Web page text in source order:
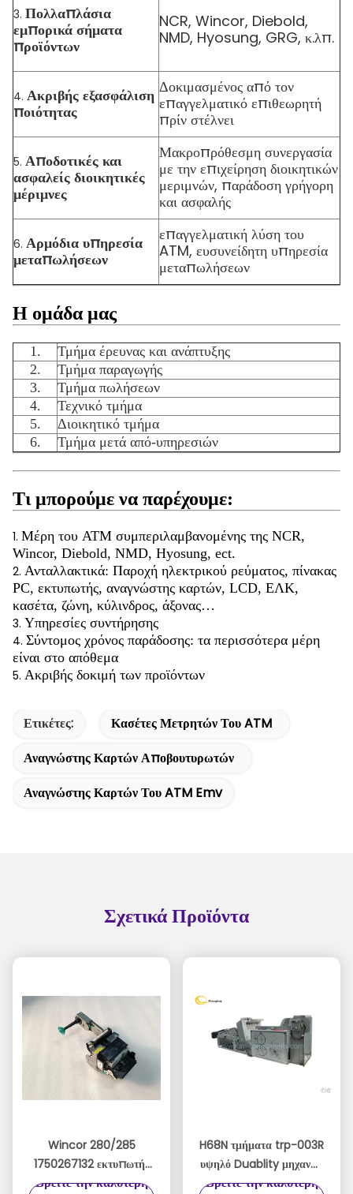
3. Πολλαπλάσια
εμπορικά σήματα
προϊόντων
NCR, Wincor, Diebold,
NMD, Hyosung, GRG, κ.λπ.
4. Ακριβής εξασφάλιση
ποιότητας
Δοκιμασμένος από τον
επαγγελματικό επιθεωρητή
πρίν στέλνει
5. Αποδοτικές και
ασφαλείς διοικητικές
μέριμνες
Μακροπρόθεσμη συνεργασία
με την επιχείρηση διοικητικών
μεριμνών, παράδοση γρήγορη
και ασφαλής
6. Αρμόδια υπηρεσία
μεταπωλήσεων
επαγγελματική λύση του
ATM, ευσυνείδητη υπηρεσία
μεταπωλήσεων
Η ομάδα μας
1.
Τμήμα έρευνας και ανάπτυξης
2.
Τμήμα παραγωγής
3.
Τμήμα πωλήσεων
4.
Τεχνικό τμήμα
5.
Διοικητικό τμήμα
6.
Τμήμα μετά από-υπηρεσιών
Τι μπορούμε να παρέχουμε:
1. Μέρη του ATM συμπεριλαμβανομένης της NCR,
Wincor, Diebold, NMD, Hyosung, ect.
2. Ανταλλακτικά: Παροχή ηλεκτρικού ρεύματος, πίνακας
PC, εκτυπωτής, αναγνώστης καρτών, LCD, ΕΛΚ,
κασέτα, ζώνη, κύλινδρος, άξονας…
3. Υπηρεσίες συντήρησης
4. Σύντομος χρόνος παράδοσης: τα περισσότερα μέρη
είναι στο απόθεμα
5. Ακριβής δοκιμή των προϊόντων
Ετικέτες:
Κασέτες Μετρητών Του ATM
Αναγνώστης Καρτών Αποβουτυρωτών
Αναγνώστης Καρτών Του ATM Emv
Σχετικά Προϊόντα
Wincor 280/285
1750267132 εκτυπωτής
280 01750256248
Βρείτε την καλύτερη
H68N τμήματα trp-003R
υψηλό Duablity μηχανών
εκτυπωτών ATM
Βρείτε την καλύτερη